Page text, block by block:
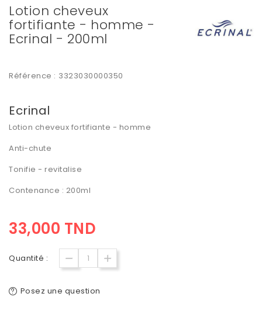
Lotion cheveux
fortifiante - homme -
Ecrinal - 200ml
Référence : 3323030000350
Ecrinal
Lotion cheveux fortifiante - homme
Anti-chute
Tonifie - revitalise
Contenance : 200ml
33,000 TND
Quantité :
Posez une question